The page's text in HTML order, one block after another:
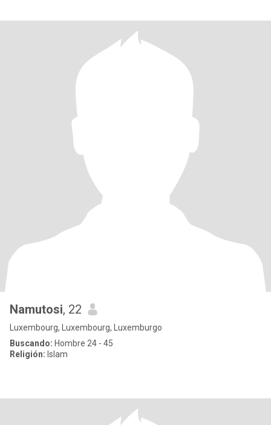
Namutosi, 22
Luxembourg, Luxembourg, Luxemburgo
Buscando: Hombre 24 - 45
Religión: Islam